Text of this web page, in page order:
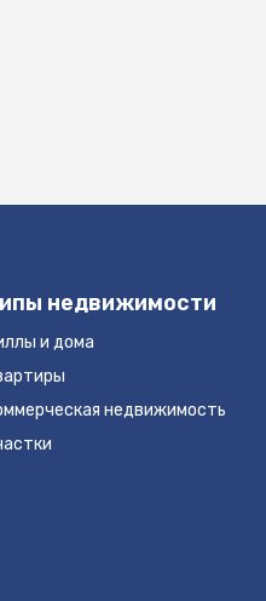
недвижимости
и дома
недвижимость